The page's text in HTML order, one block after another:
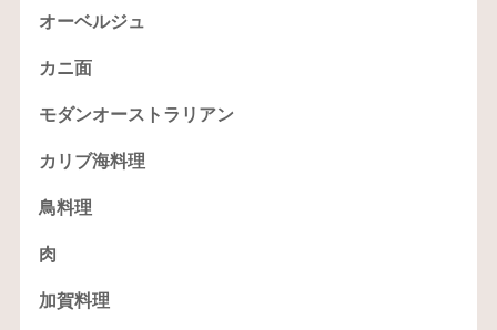
オーベルジュ
カニ面
モダンオーストラリアン
カリブ海料理
鳥料理
肉
加賀料理